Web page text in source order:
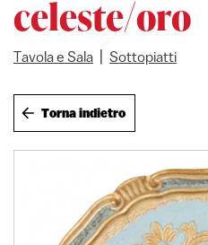
celeste/oro
Tavola e Sala Sottopiatti
Torna indietro